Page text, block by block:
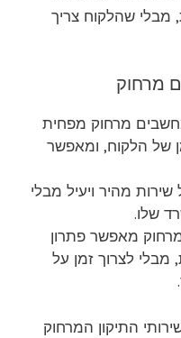
מבלי שהלקוח צריך
מרחוק
מרחוק מפחית
של הלקוח, ומאפשר
מהיר ויעיל מבלי
שלו.
מאפשר פתרון
מבלי לצרוך זמן על
התיקון המרחוק